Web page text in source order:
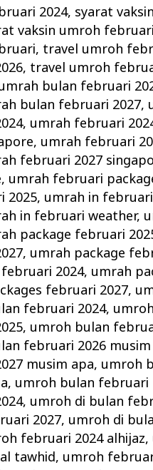
2024, syarat
vaksin umroh
, travel umroh
, travel umroh
bulan februari
bulan februari 2027,
, umrah februari
, umrah februari
februari 2027
, umrah februari
2025, umrah in
in februari weather,
package februari
, umrah package
2024, umrah
februari 2027,
februari 2024,
, umroh bulan
februari 2026
musim apa, umroh
, umroh bulan februari
, umroh di bulan
2027, umroh di
februari 2024 alhijaz,
tawhid, umroh